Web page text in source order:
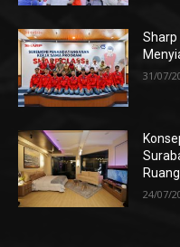
Sharp
31/07/
24/07/